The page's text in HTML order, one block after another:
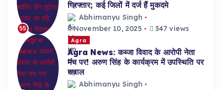
55
गिरफ्तार; कई जिलों में दर्ज हैं मुकदमे
Abhimanyu Singh
November 10, 2025
347 views
Agra
Agra News: कब्जा विवाद के आरोपी नेता
मंच पर! अरुण सिंह के कार्यक्रम में उपस्थिति पर
सवाल
Abhimanyu Singh